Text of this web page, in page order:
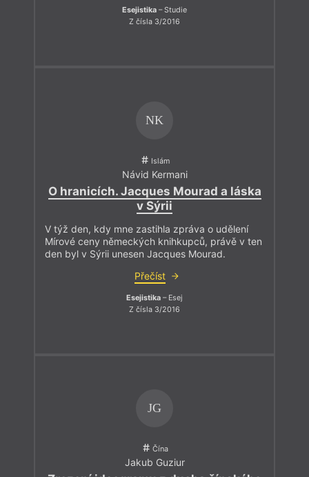
Esejistika – Studie
Z čísla 3/2016
NK
Islám
Návid Kermani
O hranicích. Jacques Mourad a láska
v Sýrii
V týž den, kdy mne zastihla zpráva o udělení
Mírové ceny německých knihkupců, právě v ten
den byl v Sýrii unesen Jacques Mourad.
Přečíst
Esejistika – Esej
Z čísla 3/2016
JG
Čína
Jakub Guziur